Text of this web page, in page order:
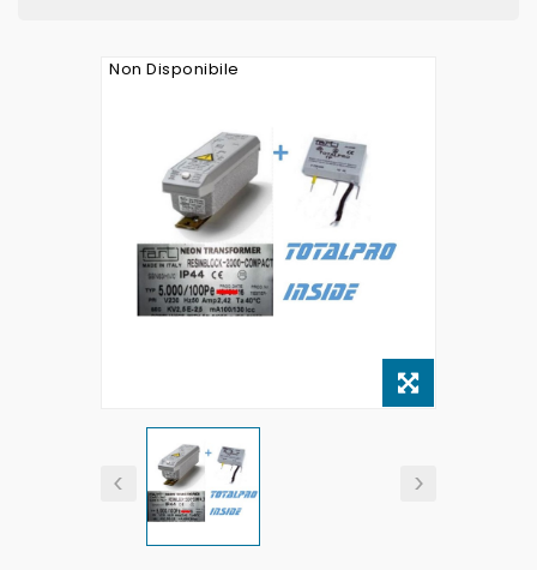
Non Disponibile